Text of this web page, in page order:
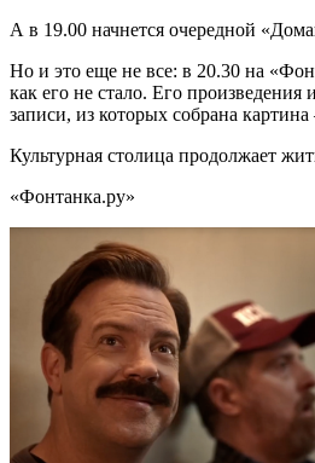
А в 19.00 начнется очередной
Но и это еще не все: в 20.30 на
как его не стало. Его
записи, из которых собрана
Культурная столица продолжает
«Фонтанка.ру»